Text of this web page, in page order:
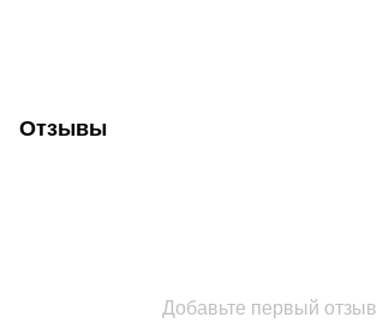
Отзывы
Добавьте первый отзыв